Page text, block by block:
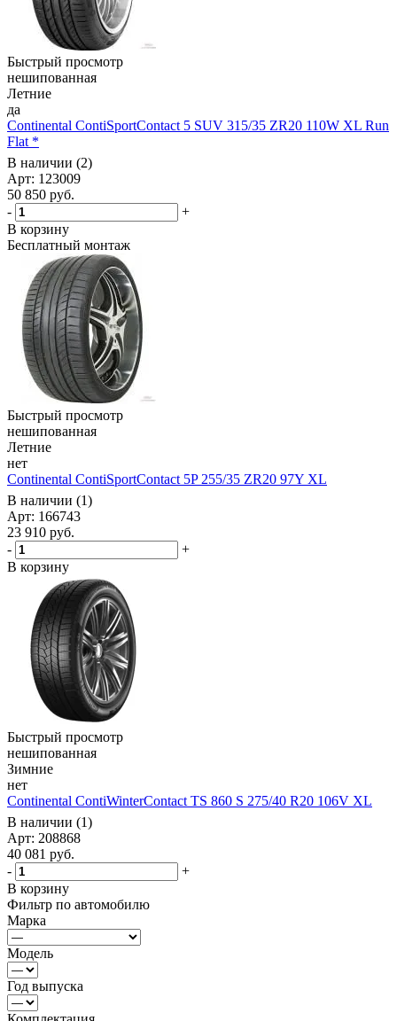
Быстрый просмотр
нешипованная
Летние
да
Continental ContiSportContact 5 SUV 315/35 ZR20 110W XL Run
Flat *
В наличии (2)
Арт: 123009
50 850 руб.
-
+
В корзину
Бесплатный монтаж
Быстрый просмотр
нешипованная
Летние
нет
Continental ContiSportContact 5P 255/35 ZR20 97Y XL
В наличии (1)
Арт: 166743
23 910 руб.
-
+
В корзину
Быстрый просмотр
нешипованная
Зимние
нет
Continental ContiWinterContact TS 860 S 275/40 R20 106V XL
В наличии (1)
Арт: 208868
40 081 руб.
-
+
В корзину
Фильтр по автомобилю
Марка
Модель
Год выпуска